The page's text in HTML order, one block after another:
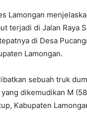
Lamongan
terjadi di Jalan Raya
di Desa
Lamongan.
sebuah truk
dikemudikan M
Kabupaten